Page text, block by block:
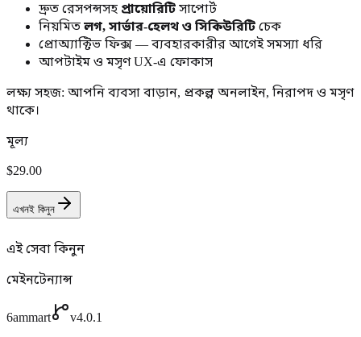
দ্রুত রেসপন্সসহ প্রায়োরিটি সাপোর্ট
নিয়মিত লগ, সার্ভার-হেলথ ও সিকিউরিটি চেক
প্রোঅ্যাক্টিভ ফিক্স — ব্যবহারকারীর আগেই সমস্যা ধরি
আপটাইম ও মসৃণ UX-এ ফোকাস
লক্ষ্য সহজ: আপনি ব্যবসা বাড়ান, প্রকল্প অনলাইন, নিরাপদ ও মসৃণ
থাকে।
মূল্য
$29.00
এখনই কিনুন
এই সেবা কিনুন
মেইনটেন্যান্স
6ammart v4.0.1